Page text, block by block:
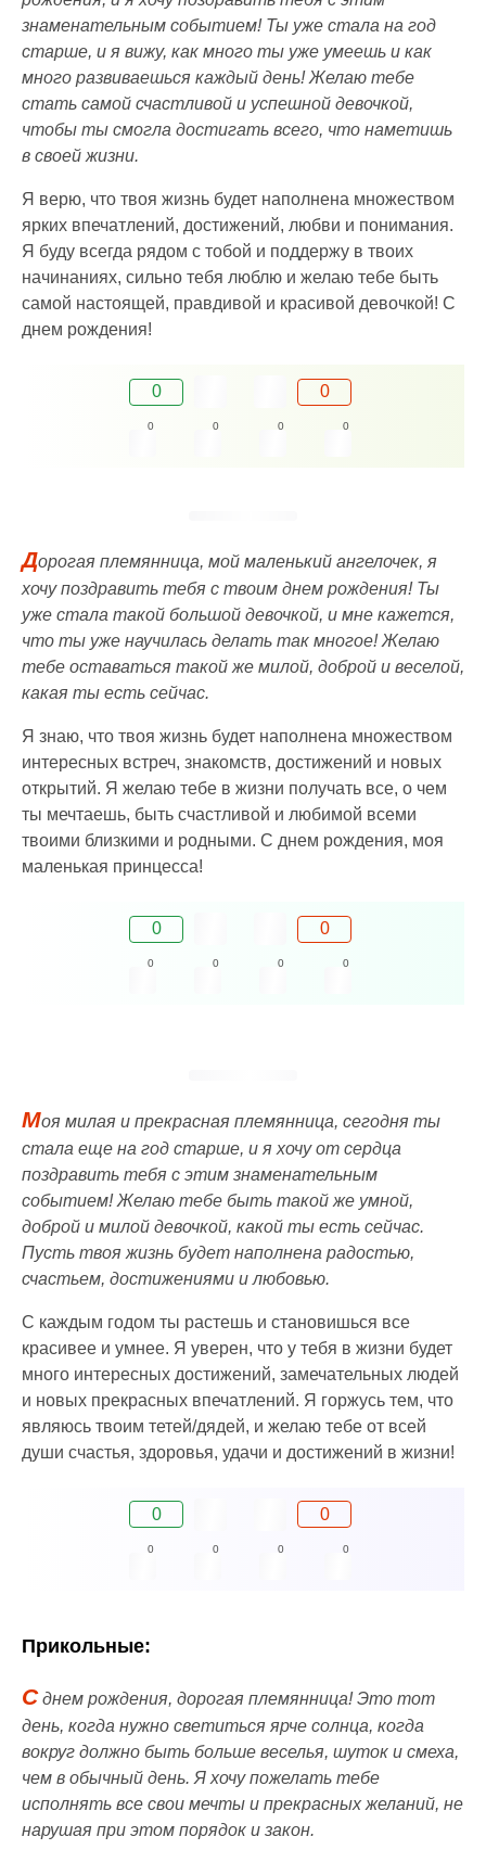
знаменательным событием! Ты уже стала на год
старше, и я вижу, как много ты уже умеешь и как
много развиваешься каждый день! Желаю тебе
стать самой счастливой и успешной девочкой,
чтобы ты смогла достигать всего, что наметишь
в своей жизни.
Я верю, что твоя жизнь будет наполнена множеством
ярких впечатлений, достижений, любви и понимания.
Я буду всегда рядом с тобой и поддержу в твоих
начинаниях, сильно тебя люблю и желаю тебе быть
самой настоящей, правдивой и красивой девочкой! С
днем рождения!
0 0
0 0 0 0
Дорогая племянница, мой маленький ангелочек, я
хочу поздравить тебя с твоим днем рождения! Ты
уже стала такой большой девочкой, и мне кажется,
что ты уже научилась делать так многое! Желаю
тебе оставаться такой же милой, доброй и веселой,
какая ты есть сейчас.
Я знаю, что твоя жизнь будет наполнена множеством
интересных встреч, знакомств, достижений и новых
открытий. Я желаю тебе в жизни получать все, о чем
ты мечтаешь, быть счастливой и любимой всеми
твоими близкими и родными. С днем рождения, моя
маленькая принцесса!
0 0
0 0 0 0
Моя милая и прекрасная племянница, сегодня ты
стала еще на год старше, и я хочу от сердца
поздравить тебя с этим знаменательным
событием! Желаю тебе быть такой же умной,
доброй и милой девочкой, какой ты есть сейчас.
Пусть твоя жизнь будет наполнена радостью,
счастьем, достижениями и любовью.
С каждым годом ты растешь и становишься все
красивее и умнее. Я уверен, что у тебя в жизни будет
много интересных достижений, замечательных людей
и новых прекрасных впечатлений. Я горжусь тем, что
являюсь твоим тетей/дядей, и желаю тебе от всей
души счастья, здоровья, удачи и достижений в жизни!
0 0
0 0 0 0
Прикольные:
Сднем рождения, дорогая племянница! Это тот
день, когда нужно светиться ярче солнца, когда
вокруг должно быть больше веселья, шуток и смеха,
чем в обычный день. Я хочу пожелать тебе
исполнять все свои мечты и прекрасных желаний, не
нарушая при этом порядок и закон.